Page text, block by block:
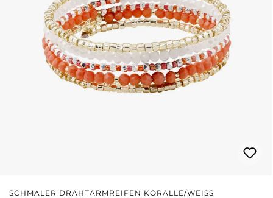
SCHMALER DRAHTARMREIFEN KORALLE/WEISS